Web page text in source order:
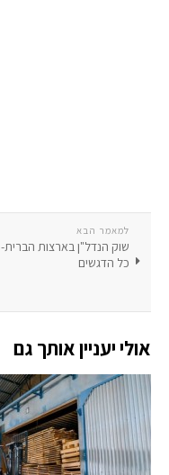
למאמר הבא
שוק הנדל"ן בארצות הברית-
כל הדגשים
אולי יעניין אותך גם